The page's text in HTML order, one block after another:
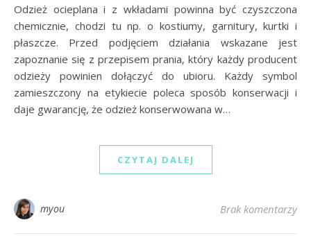
Odzież ocieplana i z wkładami powinna być czyszczona
chemicznie, chodzi tu np. o kostiumy, garnitury, kurtki i
płaszcze. Przed podjęciem działania wskazane jest
zapoznanie się z przepisem prania, który każdy producent
odzieży powinien dołączyć do ubioru. Każdy symbol
zamieszczony na etykiecie poleca sposób konserwacji i
daje gwarancję, że odzież konserwowana w…
CZYTAJ DALEJ
myou Brak komentarzy